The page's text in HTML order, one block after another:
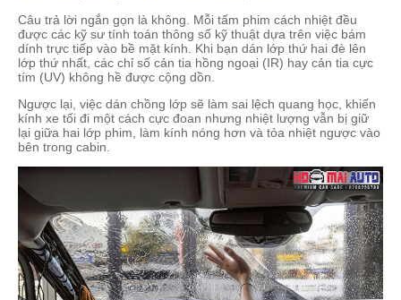
Câu trả lời ngắn gọn là không. Mỗi tấm phim cách nhiệt đều
được các kỹ sư tính toán thông số kỹ thuật dựa trên việc bám
dính trực tiếp vào bề mặt kính. Khi bạn dán lớp thứ hai đè lên
lớp thứ nhất, các chỉ số cản tia hồng ngoại (IR) hay cản tia cực
tím (UV) không hề được cộng dồn.
Ngược lại, việc dán chồng lớp sẽ làm sai lệch quang học, khiến
kính xe tối đi một cách cực đoan nhưng nhiệt lượng vẫn bị giữ
lại giữa hai lớp phim, làm kính nóng hơn và tỏa nhiệt ngược vào
bên trong cabin.